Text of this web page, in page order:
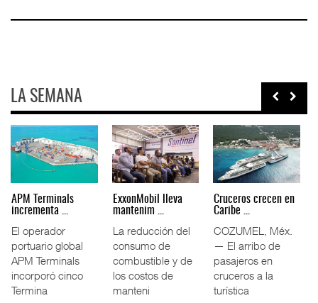
LA SEMANA
Truck &
Truck
México
acordó
Cámara
Intermodal impulsa
El tráfico
ferroviario
mexicano creció
11.5% interanual
durante la
APM Terminals
incrementa ...
El operador
portuario global
APM Terminals
incorporó cinco
La